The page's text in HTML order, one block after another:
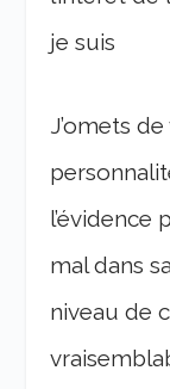
je suis
J’omets
l’évidence
mal dans
niveau de